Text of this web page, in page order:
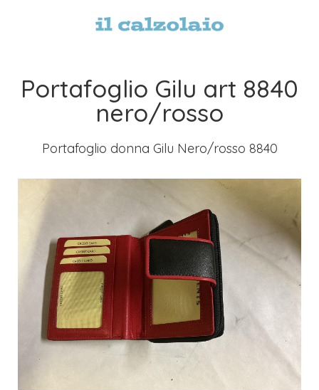
Portafoglio Gilu art 8840
nero/rosso
Portafoglio donna Gilu Nero/rosso 8840